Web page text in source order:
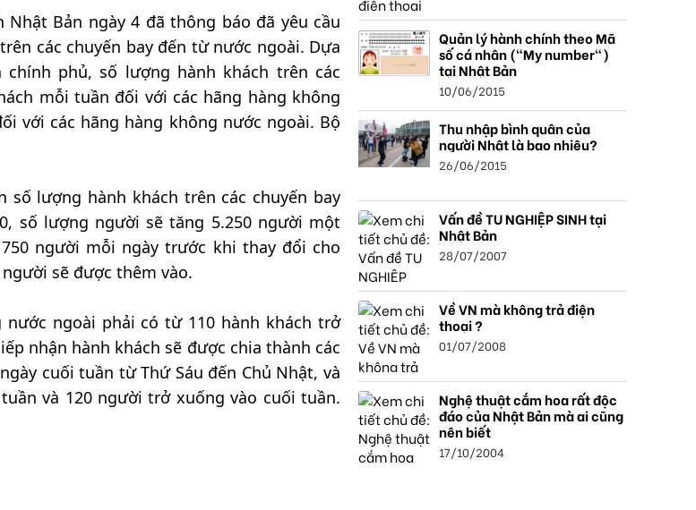
Bản ngày 4 đã thông báo đã yêu cầu
các chuyến bay đến từ nước ngoài. Dựa
phủ, số lượng hành khách trên các
mỗi tuần đối với các hãng hàng không
với các hãng hàng không nước ngoài. Bộ
số lượng hành khách trên các chuyến bay
số lượng người sẽ tăng 5.250 người một
người mỗi ngày trước khi thay đổi cho
sẽ được thêm vào.
ngoài phải có từ 110 hành khách trở
nhận hành khách sẽ được chia thành các
cuối tuần từ Thứ Sáu đến Chủ Nhật, và
và 120 người trở xuống vào cuối tuần.
Quản lý hành chính theo Mã
số cá nhân ("My number")
tại Nhật Bản
10/06/2015
Thu nhập bình quân của
người Nhật là bao nhiêu?
26/06/2015
Vấn đề TU NGHIỆP SINH tại
Nhật Bản
28/07/2007
Về VN mà không trả điện
thoại ?
01/07/2008
Nghệ thuật cắm hoa rất độc
đáo của Nhật Bản mà ai cũng
nên biết
17/10/2004